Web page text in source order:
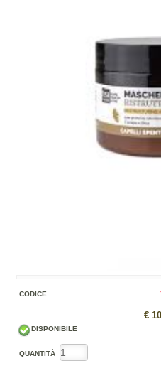
CODICE
€
DISPONIBILE
QUANTITÀ